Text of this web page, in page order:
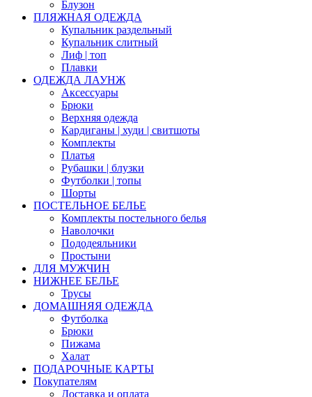
Блузон
ПЛЯЖНАЯ ОДЕЖДА
Купальник раздельный
Купальник слитный
Лиф | топ
Плавки
ОДЕЖДА ЛАУНЖ
Аксессуары
Брюки
Верхняя одежда
Кардиганы | худи | свитшоты
Комплекты
Платья
Рубашки | блузки
Футболки | топы
Шорты
ПОСТЕЛЬНОЕ БЕЛЬЕ
Комплекты постельного белья
Наволочки
Пододеяльники
Простыни
ДЛЯ МУЖЧИН
НИЖНЕЕ БЕЛЬЕ
Трусы
ДОМАШНЯЯ ОДЕЖДА
Футболка
Брюки
Пижама
Халат
ПОДАРОЧНЫЕ КАРТЫ
Покупателям
Доставка и оплата